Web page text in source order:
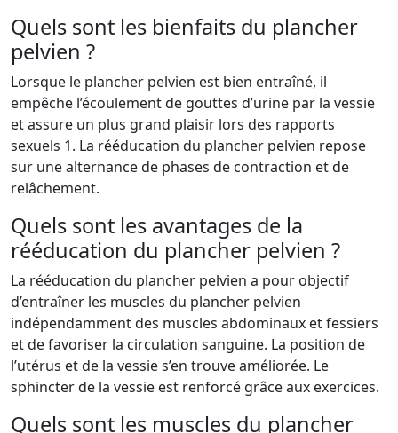
Quels sont les bienfaits du plancher
pelvien ?
Lorsque le plancher pelvien est bien entraîné, il
empêche l’écoulement de gouttes d’urine par la vessie
et assure un plus grand plaisir lors des rapports
sexuels 1. La rééducation du plancher pelvien repose
sur une alternance de phases de contraction et de
relâchement.
Quels sont les avantages de la
rééducation du plancher pelvien ?
La rééducation du plancher pelvien a pour objectif
d’entraîner les muscles du plancher pelvien
indépendamment des muscles abdominaux et fessiers
et de favoriser la circulation sanguine. La position de
l’utérus et de la vessie s’en trouve améliorée. Le
sphincter de la vessie est renforcé grâce aux exercices.
Quels sont les muscles du plancher